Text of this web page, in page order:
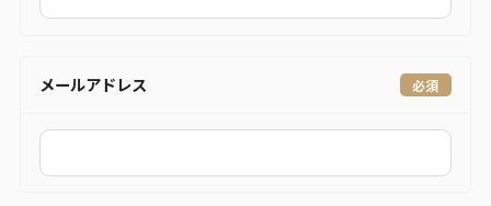
メールアドレス